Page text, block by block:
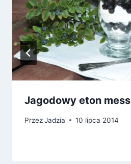
Jagodowy eton mess
PrzezJadzia 10 lipca 2014